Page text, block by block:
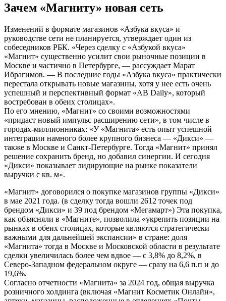
Зачем «Магниту» новая сеть
Изменений в формате магазинов «Азбука вкуса» и
руководстве сети не планируется, утверждает один из
собеседников РБК. «Через сделку с «Азбукой вкуса»
«Магнит» существенно усилит свои рыночные позиции в
Москве и частично в Петербурге, — рассуждает Марат
Ибрагимов. — В последние годы «Азбука вкуса» практически
перестала открывать новые магазины, хотя у нее есть очень
успешный и перспективный формат «AB Daily», который
востребован в обеих столицах».
По его мнению, «Магнит» со своими возможностями
«придаст новый импульс расширению сети», в том числе в
городах-миллионниках: «У «Магнита» есть опыт успешной
интеграции намного более крупного бизнеса — «Дикси» —
также в Москве и Санкт-Петербурге. Тогда «Магнит» принял
решение сохранить бренд, но добавил синергии. И сегодня
«Дикси» показывает лидирующие на рынке показатели
выручки с кв. м».
«Магнит» договорился о покупке магазинов группы «Дикси»
в мае 2021 года. (в сделку тогда вошли 2612 точек под
брендом «Дикси» и 39 под брендом «Мегамарт») Эта покупка,
как объясняли в «Магните», позволила «укрепить позиции на
рынках в обеих столицах, которые являются стратегически
важными для дальнейшей экспансии» в стране: доля
«Магнита» тогда в Москве и Московской области в результате
сделки увеличилась более чем вдвое — с 3,8% до 8,2%, в
Северо-Западном федеральном округе — сразу на 6,6 п.п и до
19,6%.
Согласно отчетности «Магнита» за 2024 год, общая выручка
розничного холдинга (включая «Магнит Косметик Онлайн»,